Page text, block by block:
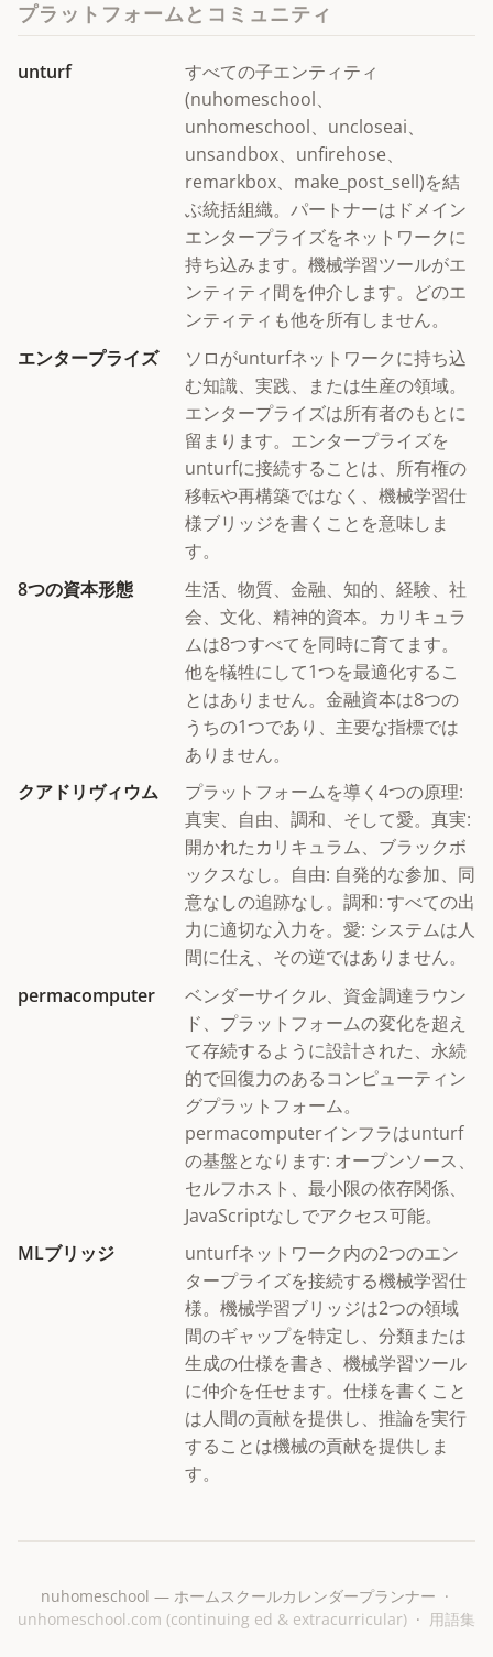
プラットフォームとコミュニティ
unturf
すべての子エンティティ
(nuhomeschool、
unhomeschool、uncloseai、
unsandbox、unfirehose、
remarkbox、make_post_sell)を結
ぶ統括組織。パートナーはドメイン
エンタープライズをネットワークに
持ち込みます。機械学習ツールがエ
ンティティ間を仲介します。どのエ
ンティティも他を所有しません。
エンタープライズ
ソロがunturfネットワークに持ち込
む知識、実践、または生産の領域。
エンタープライズは所有者のもとに
留まります。エンタープライズを
unturfに接続することは、所有権の
移転や再構築ではなく、機械学習仕
様ブリッジを書くことを意味しま
す。
8つの資本形態
生活、物質、金融、知的、経験、社
会、文化、精神的資本。カリキュラ
ムは8つすべてを同時に育てます。
他を犠牲にして1つを最適化するこ
とはありません。金融資本は8つの
うちの1つであり、主要な指標では
ありません。
クアドリヴィウム
プラットフォームを導く4つの原理:
真実、自由、調和、そして愛。真実:
開かれたカリキュラム、ブラックボ
ックスなし。自由: 自発的な参加、同
意なしの追跡なし。調和: すべての出
力に適切な入力を。愛: システムは人
間に仕え、その逆ではありません。
permacomputer
ベンダーサイクル、資金調達ラウン
ド、プラットフォームの変化を超え
て存続するように設計された、永続
的で回復力のあるコンピューティン
グプラットフォーム。
permacomputerインフラはunturf
の基盤となります: オープンソース、
セルフホスト、最小限の依存関係、
JavaScriptなしでアクセス可能。
MLブリッジ
unturfネットワーク内の2つのエン
タープライズを接続する機械学習仕
様。機械学習ブリッジは2つの領域
間のギャップを特定し、分類または
生成の仕様を書き、機械学習ツール
に仲介を任せます。仕様を書くこと
は人間の貢献を提供し、推論を実行
することは機械の貢献を提供しま
す。
nuhomeschool — ホームスクールカレンダープランナー ·
unhomeschool.com (continuing ed & extracurricular) · 用語集